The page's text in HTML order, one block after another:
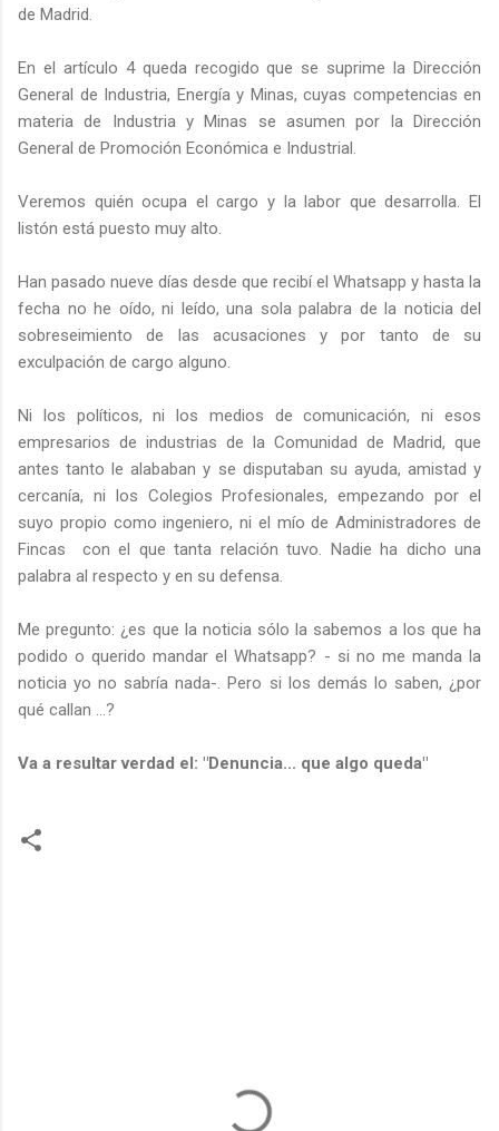
de Madrid.
En el artículo 4 queda recogido que se suprime la Dirección
General de Industria, Energía y Minas, cuyas competencias en
materia de Industria y Minas se asumen por la Dirección
General de Promoción Económica e Industrial.
Veremos quién ocupa el cargo y la labor que desarrolla. El
listón está puesto muy alto.
Han pasado nueve días desde que recibí el Whatsapp y hasta la
fecha no he oído, ni leído, una sola palabra de la noticia del
sobreseimiento de las acusaciones y por tanto de su
exculpación de cargo alguno.
Ni los políticos, ni los medios de comunicación, ni esos
empresarios de industrias de la Comunidad de Madrid, que
antes tanto le alababan y se disputaban su ayuda, amistad y
cercanía, ni los Colegios Profesionales, empezando por el
suyo propio como ingeniero, ni el mío de Administradores de
Fincas con el que tanta relación tuvo. Nadie ha dicho una
palabra al respecto y en su defensa.
Me pregunto: ¿es que la noticia sólo la sabemos a los que ha
podido o querido mandar el Whatsapp? - si no me manda la
noticia yo no sabría nada-. Pero si los demás lo saben, ¿por
qué callan ...?
Va a resultar verdad el: "Denuncia... que algo queda"